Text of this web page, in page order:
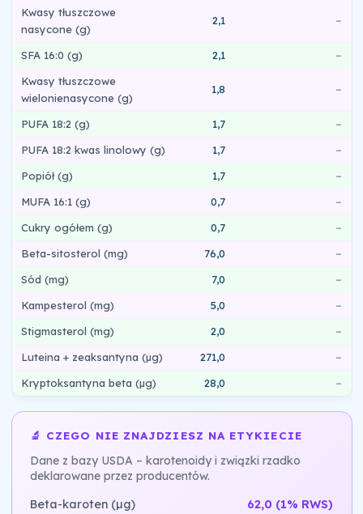
Kwasy tłuszczowe
nasycone (g)
2,1 –
SFA 16:0 (g) 2,1
–
Kwasy tłuszczowe
wielonienasycone (g)
1,8 –
PUFA 18:2 (g) 1,7
–
PUFA 18:2 kwas linolowy (g)
1,7
–
Popiół (g)
1,7
–
MUFA 16:1 (g)
0,7
–
Cukry ogółem (g)
0,7
–
Beta-sitosterol (mg)
76,0
–
Sód (mg)
7,0
–
Kampesterol (mg)
5,0
–
Stigmasterol (mg)
2,0
–
Luteina + zeaksantyna (µg)
271,0
–
Kryptoksantyna beta (µg)
28,0 –
🔬 CZEGO NIE ZNAJDZIESZ NA ETYKIECIE
Dane z bazy USDA – karotenoidy i związki rzadko
deklarowane przez producentów.
Beta-karoten (µg)
62,0 (1% RWS)